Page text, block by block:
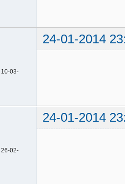
24-01-2014
10-03-
24-01-2014
26-02-